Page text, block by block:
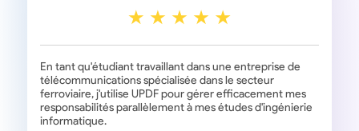
En tant qu'étudiant travaillant dans une entreprise de
télécommunications spécialisée dans le secteur
ferroviaire, j'utilise UPDF pour gérer efficacement mes
responsabilités parallèlement à mes études d'ingénierie
informatique.